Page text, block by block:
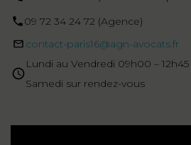
09 72 34 24 72 (Agence)
contact-paris16@agn-avocats.fr
Lundi au Vendredi 09h00 –
Samedi sur rendez-vous